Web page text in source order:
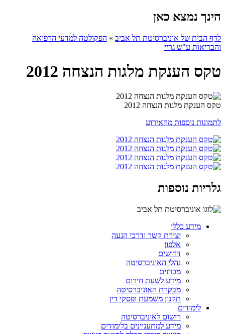
הינך נמצא כאן
לדף הבית של אוניברסיטת תל אביב » הפקולטה למדעי הרפואה
והבריאות ע"ש גריי
טקס הענקת מלגות הנצחה 2012
טקס הענקת מלגות הנצחה 2012
לתמונות נוספות מהאירוע
גלריות נוספות
מידע כללי
יצירת קשר ודרכי הגעה
אלפון
דרושים
נהלי האוניברסיטה
מכרזים
מידע לשעת חירום
מבקרת האוניברסיטה
תקנון משמעת ופסקי דין
לימודים
רישום לאוניברסיטה
מידע למתעניינים בלימודים